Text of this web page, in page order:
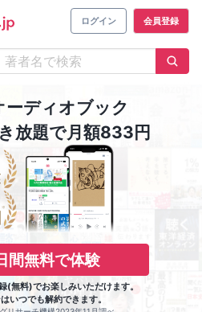
ログイン 会員登録
ーディオブック
放題で月額833円
間無料で体験
無料)でお楽しみいただけます。
いつでも解約できます。